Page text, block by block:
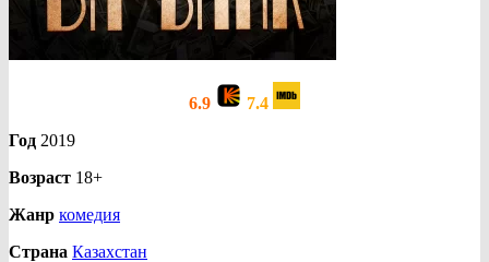
6.9
7.4
Год 2019
Возраст 18+
Жанр комедия
Страна Казахстан